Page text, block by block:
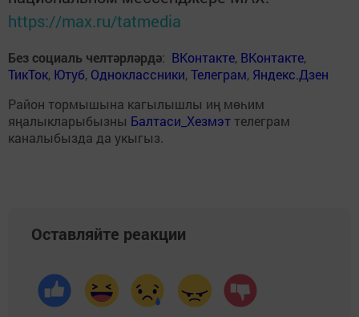
https://max.ru/tatmedia
Без социаль челтәрләрдә: ВКонтакте, ВКонтакте,
ТикТок, Ютуб, Одноклассники,Телеграм, Яндекс.Дзен
Район тормышына кагылышлы иң мөһим
яңалыкларыбызны Балтаси_Хезмэт телеграм
каналыбызда да укыгыз.
Оставляйте реакции